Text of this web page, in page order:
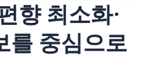
향 최소화·
를 중심으로